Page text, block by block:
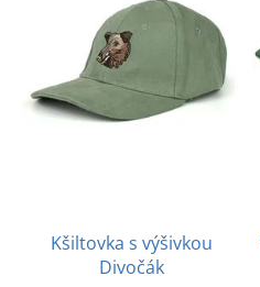
Kšiltovka s výšivkou
Divočák